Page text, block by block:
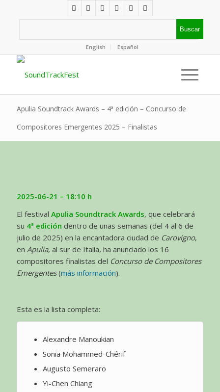
English Español
Apulia Soundtrack Awards – 4ª edición – Concurso de
Compositores Emergentes 2025 – Finalistas
2025-06-21 – 18:10 h
El festival Apulia Soundtrack Awards, que celebrará
su 4ª edición dentro de unas semanas (del 4 al 6 de
julio de 2025) en la encantadora ciudad de Carovigno,
en Apulia, al sur de Italia, ha anunciado los 16
compositores finalistas del Concurso de Compositores
Emergentes(más información).
Esta es la lista completa:
Alexandre Manoukian
Sonia Mohammed-Chérif
Augusto Semeraro
Yi-Chen Chiang